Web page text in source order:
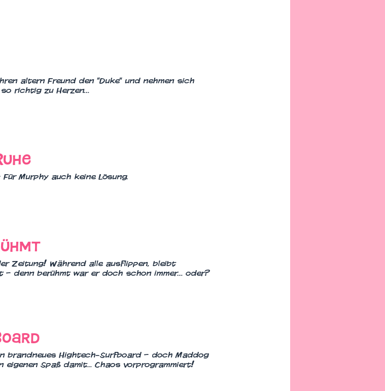
altern Freund den "Duke" und nehmen sich
richtig zu Herzen…
Murphy auch keine Lösung.
Zeitung! Während alle ausflippen, bleibt
– denn berühmt war er doch schon immer… oder?
brandneues Hightech-Surfboard – doch Maddog
eigenen Spaß damit… Chaos vorprogrammiert!